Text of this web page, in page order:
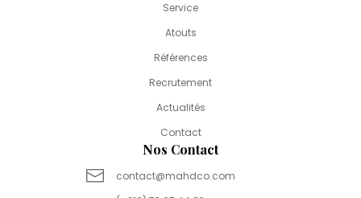
Service
Atouts
Références
Recrutement
Actualités
Contact
Nos Contact
contact@mahdco.com